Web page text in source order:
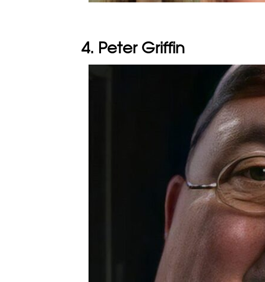
4. Peter Griffin